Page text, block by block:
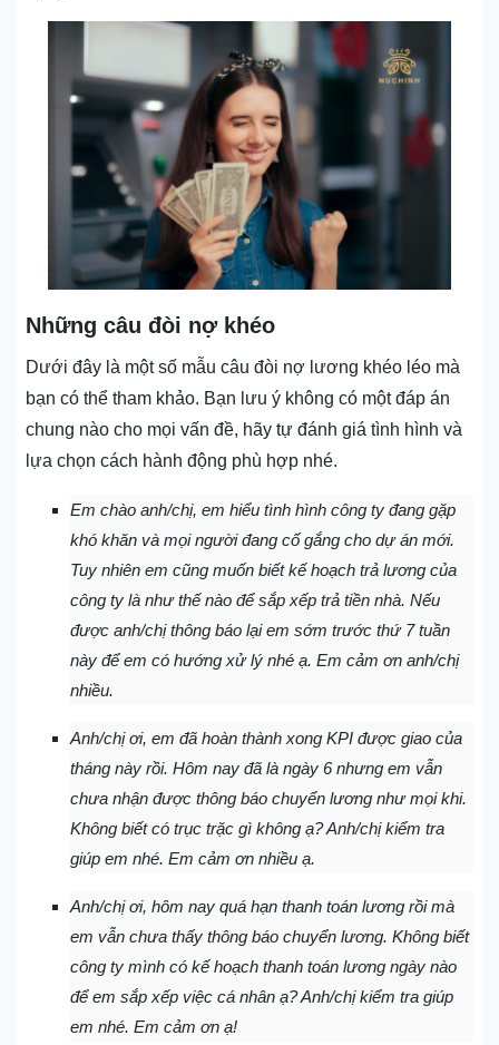
Những câu đòi nợ khéo
Dưới đây là một số mẫu câu đòi nợ lương khéo léo mà
bạn có thể tham khảo. Bạn lưu ý không có một đáp án
chung nào cho mọi vấn đề, hãy tự đánh giá tình hình và
lựa chọn cách hành động phù hợp nhé.
Em chào anh/chị, em hiểu tình hình công ty đang gặp
khó khăn và mọi người đang cố gắng cho dự án mới.
Tuy nhiên em cũng muốn biết kế hoạch trả lương của
công ty là như thế nào để sắp xếp trả tiền nhà. Nếu
được anh/chị thông báo lại em sớm trước thứ 7 tuần
này để em có hướng xử lý nhé ạ. Em cảm ơn anh/chị
nhiều.
Anh/chị ơi, em đã hoàn thành xong KPI được giao của
tháng này rồi. Hôm nay đã là ngày 6 nhưng em vẫn
chưa nhận được thông báo chuyển lương như mọi khi.
Không biết có trục trặc gì không ạ? Anh/chị kiểm tra
giúp em nhé. Em cảm ơn nhiều ạ.
Anh/chị ơi, hôm nay quá hạn thanh toán lương rồi mà
em vẫn chưa thấy thông báo chuyển lương. Không biết
công ty mình có kế hoạch thanh toán lương ngày nào
để em sắp xếp việc cá nhân ạ? Anh/chị kiểm tra giúp
em nhé. Em cảm ơn ạ!